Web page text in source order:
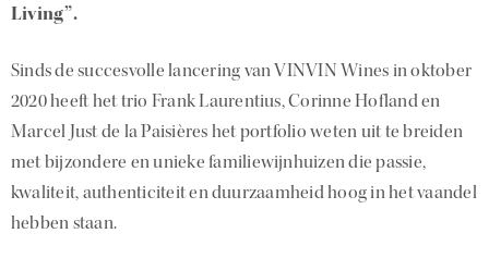
Living”.
Sinds de succesvolle lancering van VINVIN Wines in oktober
2020 heeft het trio Frank Laurentius, Corinne Hofland en
Marcel Just de la Paisières het portfolio weten uit te breiden
met bijzondere en unieke familiewijnhuizen die passie,
kwaliteit, authenticiteit en duurzaamheid hoog in het vaandel
hebben staan.